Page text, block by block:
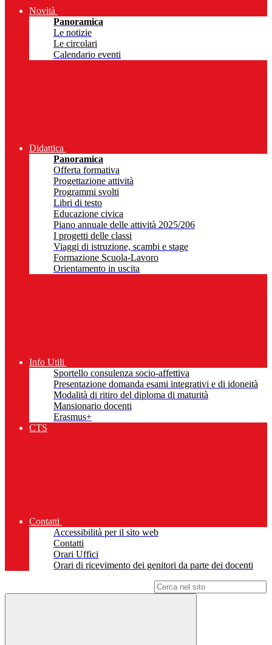
Novità
Panoramica
Le notizie
Le circolari
Calendario eventi
Didattica
Panoramica
Offerta formativa
Progettazione attività
Programmi svolti
Libri di testo
Educazione civica
Piano annuale delle attività 2025/206
I progetti delle classi
Viaggi di istruzione, scambi e stage
Formazione Scuola-Lavoro
Orientamento in uscita
Info Utili
Sportello consulenza socio-affettiva
Presentazione domanda esami integrativi e di idoneità
Modalità di ritiro del diploma di maturità
Mansionario docenti
Erasmus+
CTS
Contatti
Accessibilità per il sito web
Contatti
Orari Uffici
Orari di ricevimento dei genitori da parte dei docenti